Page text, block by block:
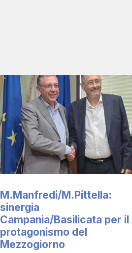
M.Manfredi/M.Pittella:
sinergia
Campania/Basilicata per il
protagonismo del
Mezzogiorno